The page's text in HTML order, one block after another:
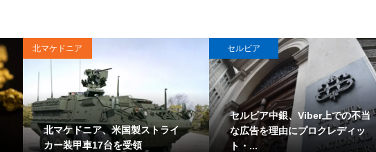
北マケドニア
北マケドニア、米国製ストライ
カー装甲車17台を受領
セルビア
セルビア中銀、Viber上での不当
な広告を理由にプロクレディッ
ト・...